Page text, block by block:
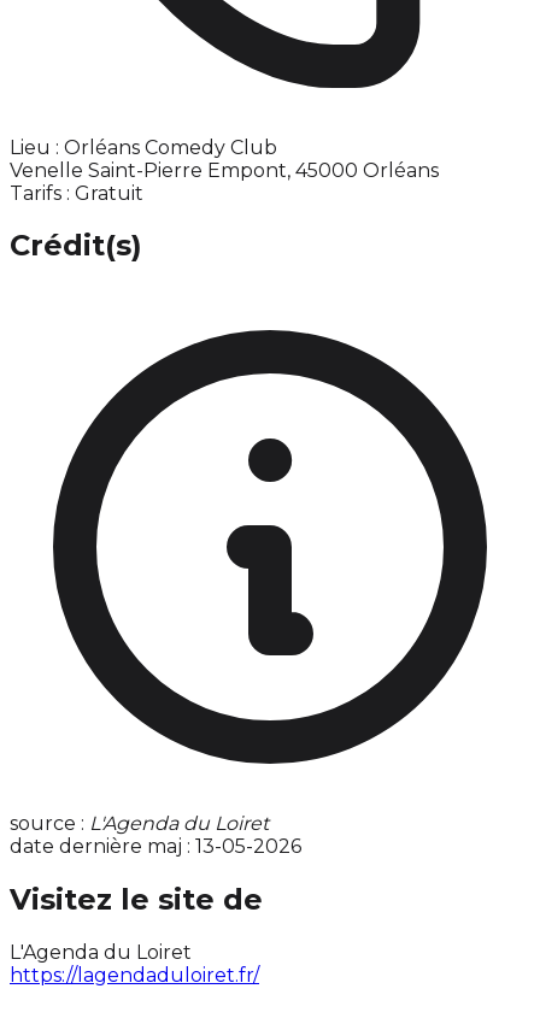
Lieu : Orléans Comedy Club
Venelle Saint-Pierre Empont, 45000 Orléans
Tarifs : Gratuit
Crédit(s)
source : L'Agenda du Loiret
date dernière maj : 13-05-2026
Visitez le site de
L'Agenda du Loiret
https://lagendaduloiret.fr/